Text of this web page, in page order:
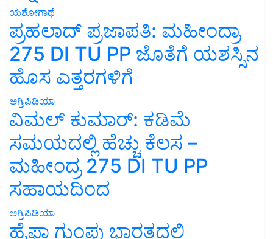
ಯಶೋಗಾಥೆ
ಪ್ರಹಲಾದ್ ಪ್ರಜಾಪತಿ: ಮಹೀಂದ್ರಾ
275 DI TU PP ಜೊತೆಗೆ ಯಶಸ್ಸಿನ
ಹೊಸ ಎತ್ತರಗಳಿಗೆ
ಅಗ್ರಿಪಿಡಿಯಾ
ವಿಮಲ್ ಕುಮಾರ್: ಕಡಿಮೆ
ಸಮಯದಲ್ಲಿ ಹೆಚ್ಚು ಕೆಲಸ –
ಮಹೀಂದ್ರ 275 DI TU PP
ಸಹಾಯದಿಂದ
ಅಗ್ರಿಪಿಡಿಯಾ
ಹೈಫಾ ಗುಂಪು ಭಾರತದಲ್ಲಿ